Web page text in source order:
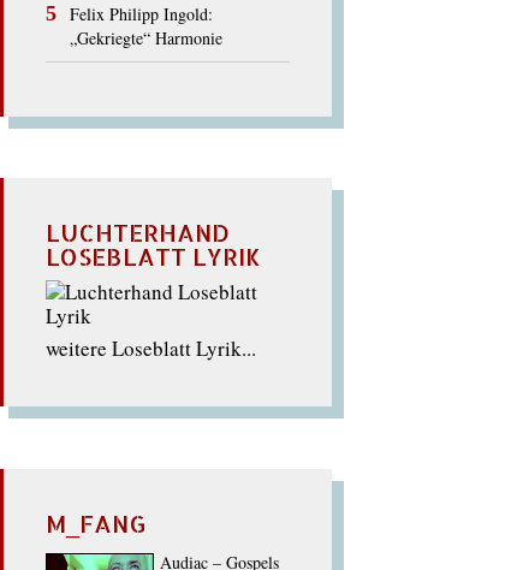
Felix Philipp Ingold:
„Gekriegte“ Harmonie
LUCHTERHAND
LOSEBLATT LYRIK
weitere Loseblatt Lyrik...
M_FANG
Audiac – Gospels